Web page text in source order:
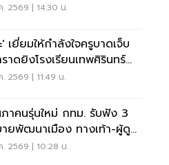
2569 | 14:30 น.
' เยี่ยมให้กำลังใจครูบาดเจ็บ
าดยิงโรงเรียนเทพศิรินทร์
รี2569 | 11:49 น.
ภาคนรุ่นใหม่ กทม. รับฟัง 3
ายพัฒนาเมือง ทางเท้า-ผู้ดู
สติก-จักรยาน
. 2569 | 10:28 น.